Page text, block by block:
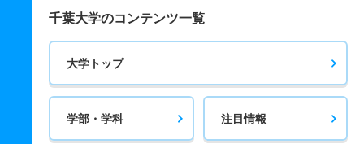
千葉大学のコンテンツ一覧
大学トップ
学部・学科 注目情報